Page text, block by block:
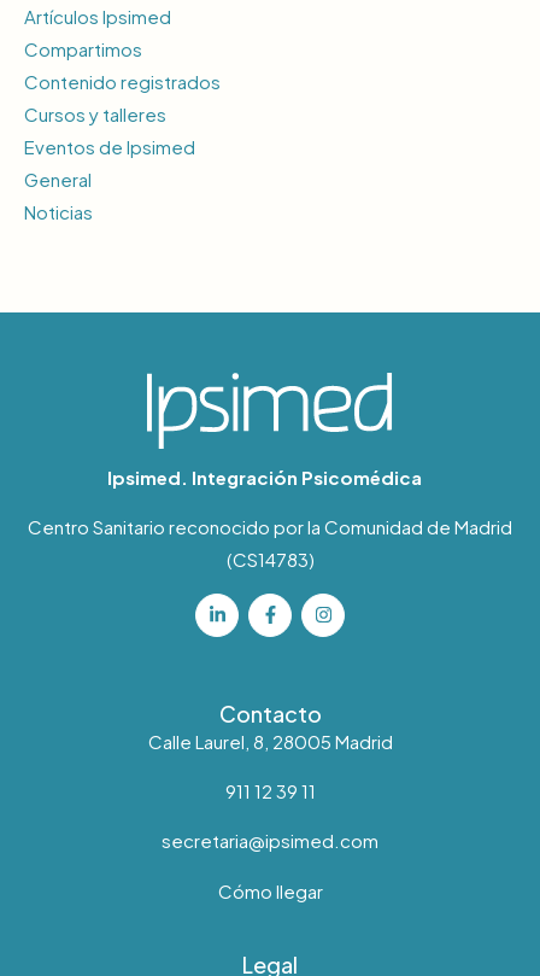
Artículos Ipsimed
Compartimos
Contenido registrados
Cursos y talleres
Eventos de Ipsimed
General
Noticias
Ipsimed. Integración Psicomédica
Centro Sanitario reconocido por la Comunidad de Madrid
(CS14783)
Contacto
Calle Laurel, 8, 28005 Madrid
911 12 39 11
secretaria@ipsimed.com
Cómo llegar
Legal